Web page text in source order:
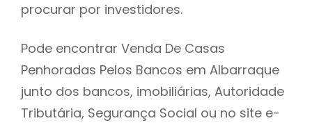
procurar por investidores.
Pode encontrar Venda De Casas
Penhoradas Pelos Bancos em Albarraque
junto dos bancos, imobiliárias, Autoridade
Tributária, Segurança Social ou no site e-